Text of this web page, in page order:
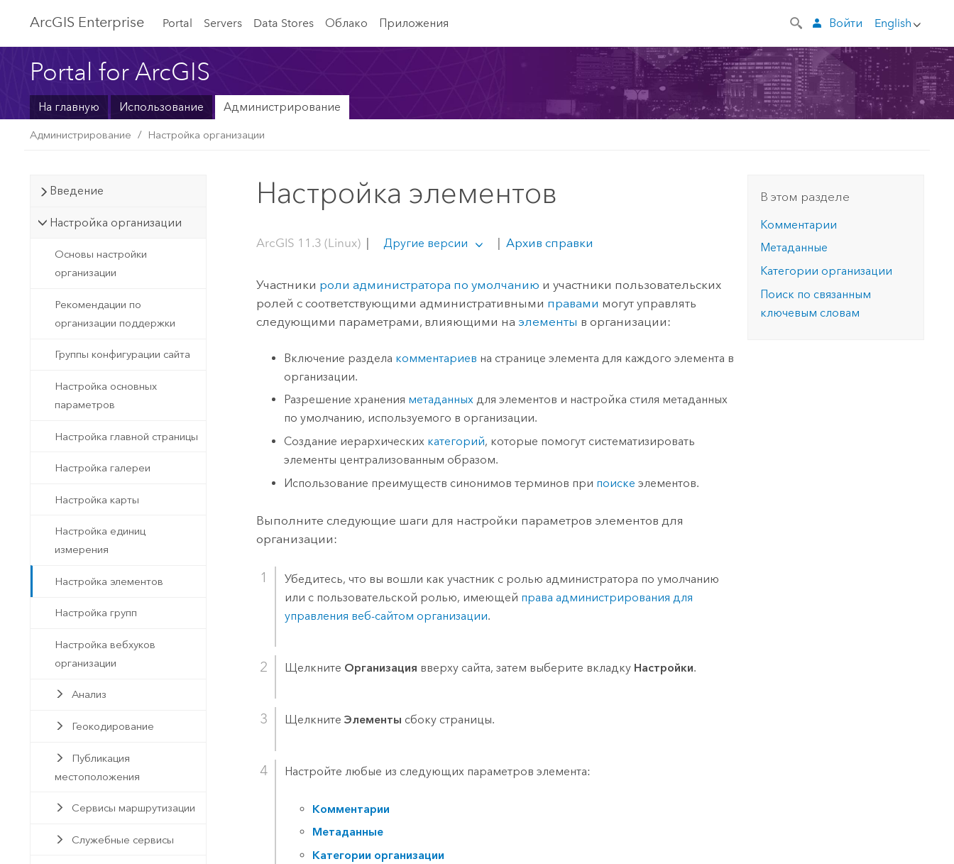
ArcGIS Enterprise Portal Servers Data Stores Облако Приложения English
Войти
Portal for ArcGIS
На главную Использование Администрирование
Администрирование Настройка организации
Введение
Настройка организации
Основы настройки
организации
Рекомендации по
организации поддержки
Группы конфигурации сайта
Настройка основных
параметров
Настройка главной страницы
Настройка галереи
Настройка карты
Настройка единиц
измерения
Настройка элементов
Настройка групп
Настройка вебхуков
организации
Анализ
Геокодирование
Публикация
местоположения
Сервисы маршрутизации
Служебные сервисы
Настройка элементов
ArcGIS 11.3 (Linux) | Другие версии | Архив справки
Участники роли администратора по умолчанию и участники пользовательских
ролей с соответствующими административными правами могут управлять
следующими параметрами, влияющими на элементы в организации:
Включение раздела комментариев на странице элемента для каждого элемента в
организации.
Разрешение хранения метаданныхдля элементов и настройка стиля метаданных
по умолчанию, используемого в организации.
Создание иерархических категорий, которые помогут систематизировать
элементы централизованным образом.
Использование преимуществ синонимов терминов при поиске элементов.
Выполните следующие шаги для настройки параметров элементов для
организации:
Убедитесь, что вы вошли как участник с ролью администратора по умолчанию
или с пользовательской ролью, имеющей права администрирования для
управления веб-сайтом организации.
Щелкните Организация вверху сайта, затем выберите вкладку Настройки.
ЩелкнитеЭлементы сбоку страницы.
Настройте любые из следующих параметров элемента:
Комментарии
Метаданные
Категории организации
В этом разделе
Комментарии
Метаданные
Категории организации
Поиск по связанным
ключевым словам